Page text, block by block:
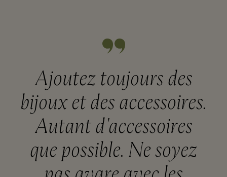
Ajoutez toujours des
bijoux et des accessoires.
Autant d'accessoires
que possible. Ne soyez